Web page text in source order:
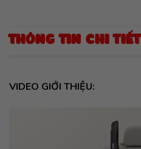
THÔNG TIN CHI TIẾT
VIDEO GIỚI THIỆU: